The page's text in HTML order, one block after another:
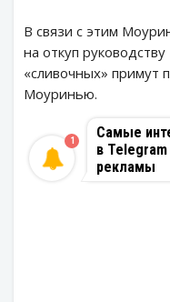
В связи с этим
на откуп
«сливочных» примут
Моуринью.
Самые
в
рекламы
1